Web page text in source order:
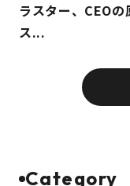
ラスター、CEO
ス...
Category